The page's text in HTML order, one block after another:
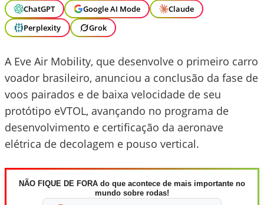
ChatGPT
Google AI Mode
Claude
Perplexity
Grok
A Eve Air Mobility, que desenvolve o primeiro carro
voador brasileiro, anunciou a conclusão da fase de
voos pairados e de baixa velocidade de seu
protótipo eVTOL, avançando no programa de
desenvolvimento e certificação da aeronave
elétrica de decolagem e pouso vertical.
NÃO FIQUE DE FORA do que acontece de mais importante no
mundo sobre rodas!